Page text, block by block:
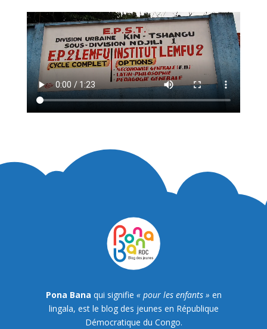
Pona Bana qui signifie « pour les enfants » en
lingala, est le blog des jeunes en République
Démocratique du Congo.